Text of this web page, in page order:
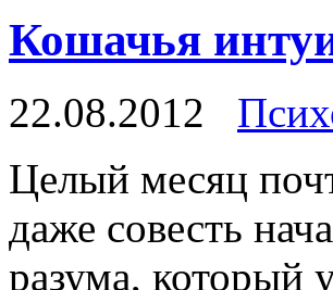
Кошачья
22.08.2012
Целый месяц
даже совесть
разума, который